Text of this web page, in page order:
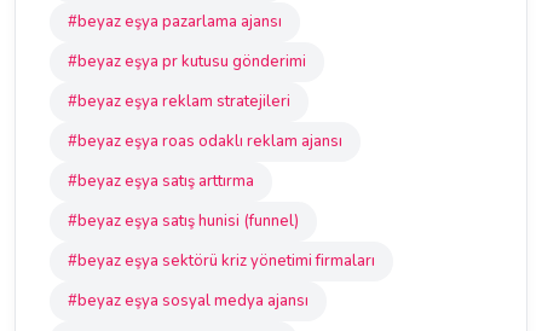
#beyaz eşya pazarlama ajansı
#beyaz eşya pr kutusu gönderimi
#beyaz eşya reklam stratejileri
#beyaz eşya roas odaklı reklam ajansı
#beyaz eşya satış arttırma
#beyaz eşya satış hunisi (funnel)
#beyaz eşya sektörü kriz yönetimi firmaları
#beyaz eşya sosyal medya ajansı